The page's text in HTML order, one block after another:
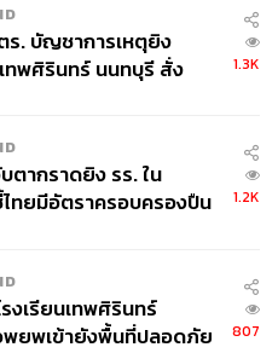
ร. บัญชาการเหตุยิง
ทพศิรินทร์ นนทบุรี สั่ง
1.3K
ตากราดยิง รร. ใน
ทยมีอัตราครอบครองปืน
1.2K
งเรียนเทพศิรินทร์
พยพเข้ายังพื้นที่ปลอดภัย
807